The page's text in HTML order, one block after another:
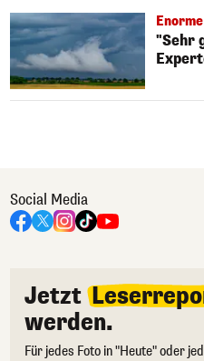
"Sehr
Social Media
Jetzt
werden.
Für jedes Foto in "Heute" oder